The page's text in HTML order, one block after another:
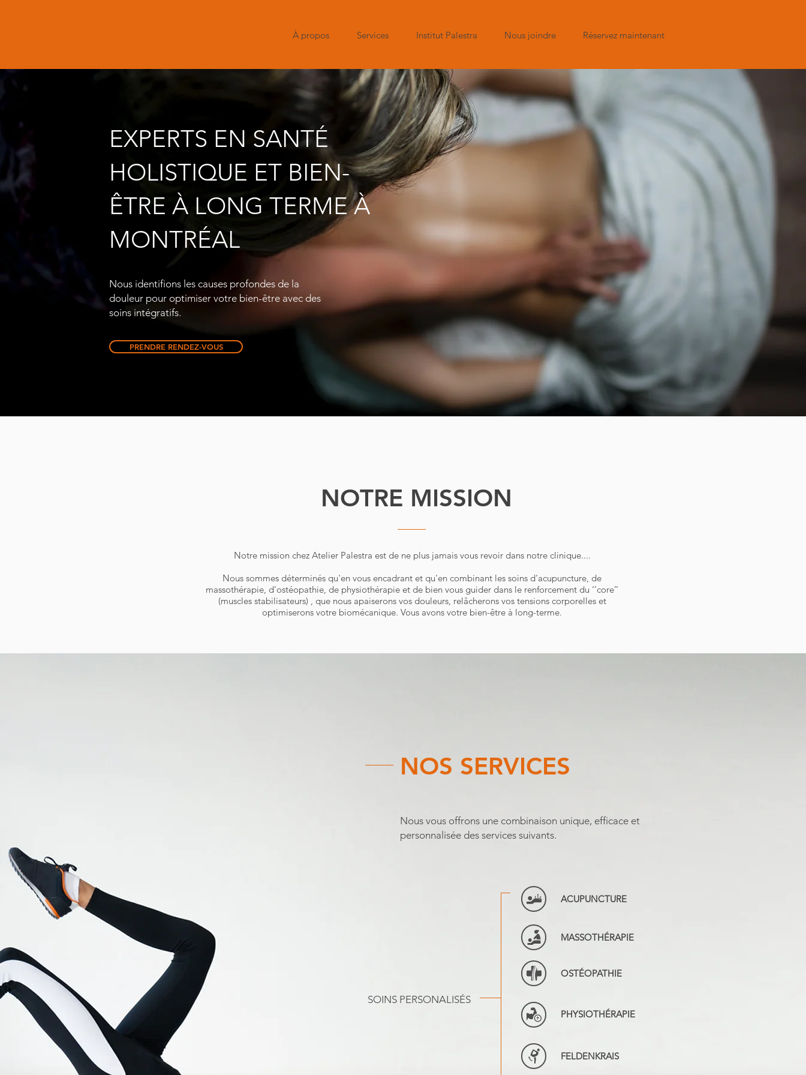
À propos Services Institut Palestra Nous joindre Réservez maintenant
EXPERTS EN SANTÉ
HOLISTIQUE ET BIEN-
ÊTRE À LONG TERME À
MONTRÉAL
Nous identifions les causes profondes de la
douleur pour optimiser votre bien-être avec des
soins intégratifs.
PRENDRE RENDEZ-VOUS
NOTRE MISSION
Notre mission chez Atelier Palestra est de ne plus jamais vous revoir dans notre clinique....
Nous sommes déterminés qu'en vous encadrant et qu'en combinant les soins d'acupuncture, de
massothérapie, d'ostéopathie, de physiothérapie et de bien vous guider dans le renforcement du ‘’core’’
(muscles stabilisateurs) , que nous apaiserons vos douleurs, relâcherons vos tensions corporelles et
optimiserons votre biomécanique. Vous avons votre bien-être à long-terme.
NOS SERVICES
Nous vous offrons une combinaison unique, efficace et
personnalisée des services suivants.
SOINS PERSONALISÉS
ACUPUNCTURE
MASSOTHÉRAPIE
OSTÉOPATHIE
PHYSIOTHÉRAPIE
FELDENKRAIS